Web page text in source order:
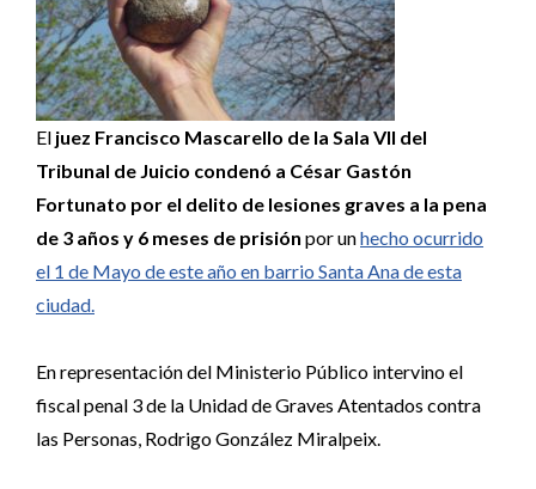
El juez Francisco Mascarello de la Sala VII del
Tribunal de Juicio condenó a César Gastón
Fortunato por el delito de lesiones graves a la pena
de 3 años y 6 meses de prisión por unhecho ocurrido
el 1 de Mayo de este año en barrio Santa Ana de esta
ciudad.
En representación del Ministerio Público intervino el
fiscal penal 3 de la Unidad de Graves Atentados contra
las Personas, Rodrigo González Miralpeix.